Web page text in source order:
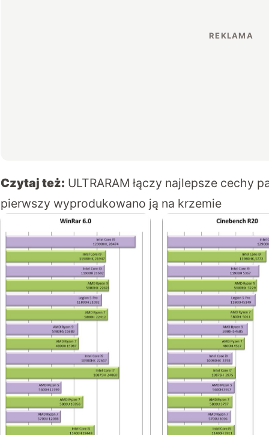
Czytaj też: ULTRARAM łączy najlepsze cechy
pierwszy wyprodukowano ją na krzemie